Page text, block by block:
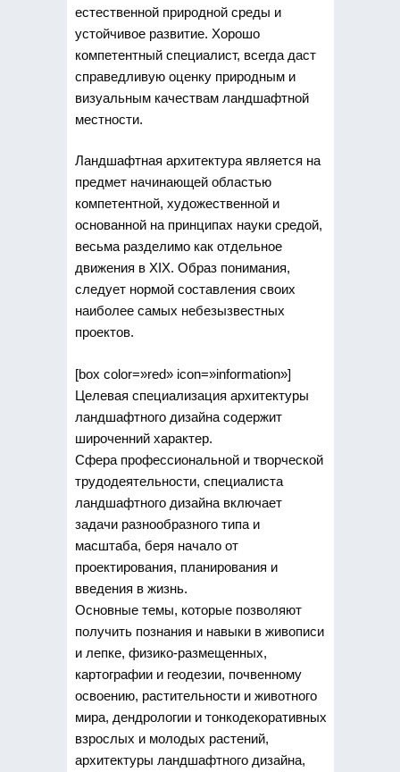
естественной природной среды и
устойчивое развитие. Хорошо
компетентный специалист, всегда даст
справедливую оценку природным и
визуальным качествам ландшафтной
местности.
Ландшафтная архитектура является на
предмет начинающей областью
компетентной, художественной и
основанной на принципах науки средой,
весьма разделимо как отдельное
движения в XIX. Образ понимания,
следует нормой составления своих
наиболее самых небезызвестных
проектов.
[box color=»red» icon=»information»]
Целевая специализация архитектуры
ландшафтного дизайна содержит
широченний характер.
Сфера профессиональной и творческой
трудодеятельности, специалиста
ландшафтного дизайна включает
задачи разнообразного типа и
масштаба, беря начало от
проектирования, планирования и
введения в жизнь.
Основные темы, которые позволяют
получить познания и навыки в живописи
и лепке, физико-размещенных,
картографии и геодезии, почвенному
освоению, растительности и животного
мира, дендрологии и тонкодекоративных
взрослых и молодых растений,
архитектуры ландшафтного дизайна,